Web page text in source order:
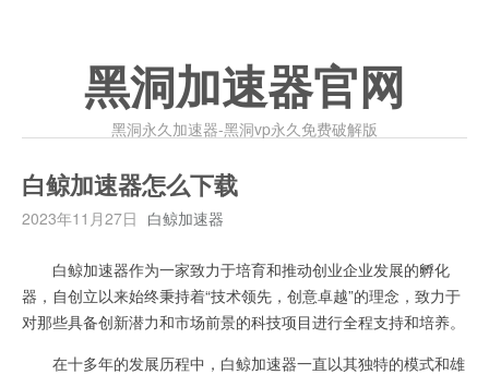
黑洞加速器官网
黑洞永久加速器-黑洞vp永久免费破解版
白鲸加速器怎么下载
2023年11月27日 白鲸加速器
白鲸加速器作为一家致力于培育和推动创业企业发展的孵化
器，自创立以来始终秉持着“技术领先，创意卓越”的理念，致力于
对那些具备创新潜力和市场前景的科技项目进行全程支持和培养。
在十多年的发展历程中，白鲸加速器一直以其独特的模式和雄